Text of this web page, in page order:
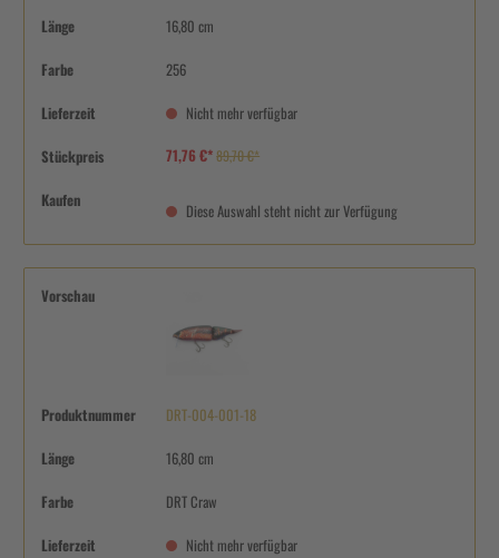
Länge 16,80 cm
Farbe 256
Lieferzeit Nicht mehr verfügbar
Stückpreis 71,76 €*89,70 €*
Kaufen
Diese Auswahl steht nicht zur Verfügung
Vorschau
Produktnummer DRT-004-001-18
Länge 16,80 cm
Farbe DRT Craw
Lieferzeit Nicht mehr verfügbar